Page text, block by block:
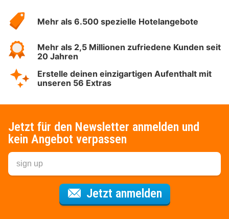
Hotelspecials
Mehr als 6.500 spezielle Hotelangebote
Mehr als 2,5 Millionen zufriedene Kunden seit
20 Jahren
Erstelle deinen einzigartigen Aufenthalt mit
unseren 56 Extras
Jetzt für den Newsletter anmelden und
kein Angebot verpassen
Jetzt anmeldenFür den